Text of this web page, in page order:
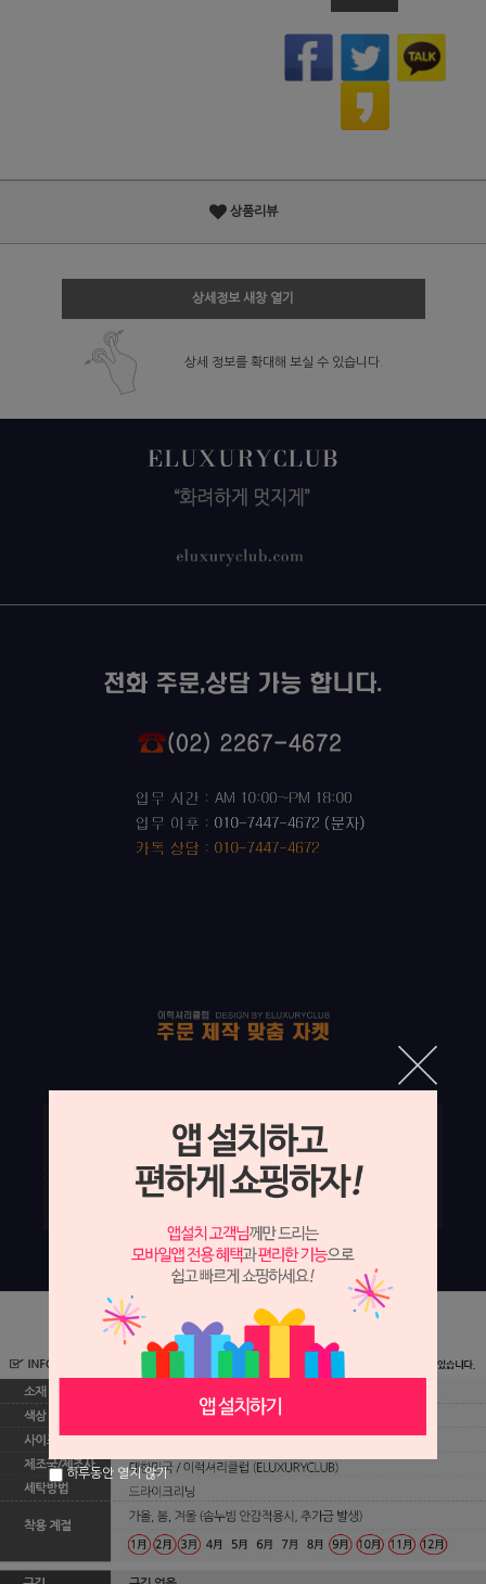
상품리뷰
상세정보 새창 열기
상세 정보를 확대해 보실 수 있습니다.
하루동안 열지 않기